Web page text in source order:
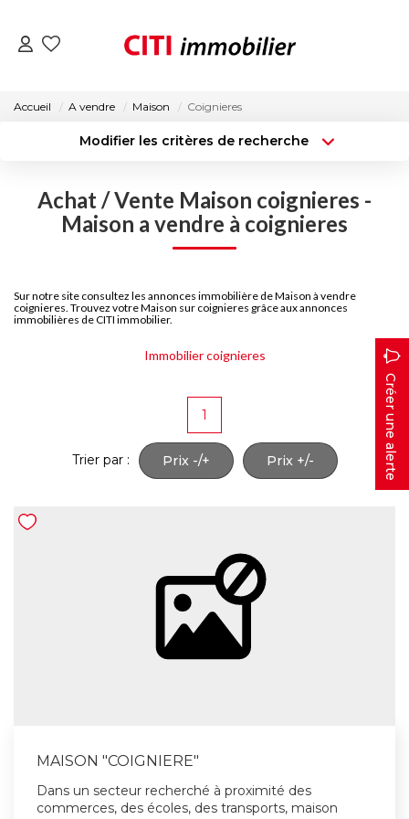
LOCATIONS
ESTIMATION
NOS AGENCES
ACTUALITÉS
CONTACT
Accueil A vendre Maison Coignieres
Modifier les critères de recherche
Sélectionnez...
Type de bien
Surface min
Créer une alerte
Achat / Vente Maison coignieres -
Maison a vendre à coignieres
Sur notre site consultez les annonces immobilière de Maison à vendre
coignieres. Trouvez votre Maison sur coignieres grâce aux annonces
immobilières de CITI immobilier.
Immobilier coignieres
Créer une alerte
1
Trier par : Prix -/+ Prix +/-
MAISON "COIGNIERE"
Dans un secteur recherché à proximité des
commerces, des écoles, des transports, maison